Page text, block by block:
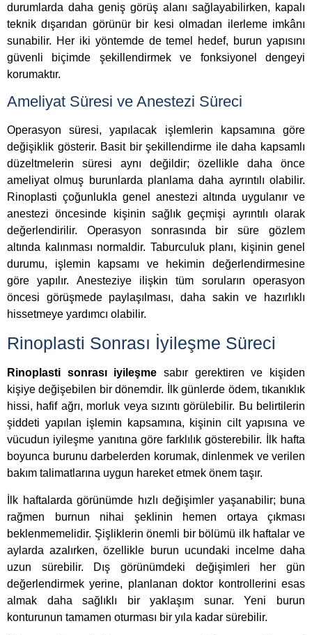
durumlarda daha geniş görüş alanı sağlayabilirken, kapalı
teknik dışarıdan görünür bir kesi olmadan ilerleme imkânı
sunabilir. Her iki yöntemde de temel hedef, burun yapısını
güvenli biçimde şekillendirmek ve fonksiyonel dengeyi
korumaktır.
Ameliyat Süresi ve Anestezi Süreci
Operasyon süresi, yapılacak işlemlerin kapsamına göre
değişiklik gösterir. Basit bir şekillendirme ile daha kapsamlı
düzeltmelerin süresi aynı değildir; özellikle daha önce
ameliyat olmuş burunlarda planlama daha ayrıntılı olabilir.
Rinoplasti çoğunlukla genel anestezi altında uygulanır ve
anestezi öncesinde kişinin sağlık geçmişi ayrıntılı olarak
değerlendirilir. Operasyon sonrasında bir süre gözlem
altında kalınması normaldir. Taburculuk planı, kişinin genel
durumu, işlemin kapsamı ve hekimin değerlendirmesine
göre yapılır. Anesteziye ilişkin tüm soruların operasyon
öncesi görüşmede paylaşılması, daha sakin ve hazırlıklı
hissetmeye yardımcı olabilir.
Rinoplasti Sonrası İyileşme Süreci
Rinoplasti sonrası iyileşme sabır gerektiren ve kişiden
kişiye değişebilen bir dönemdir. İlk günlerde ödem, tıkanıklık
hissi, hafif ağrı, morluk veya sızıntı görülebilir. Bu belirtilerin
şiddeti yapılan işlemin kapsamına, kişinin cilt yapısına ve
vücudun iyileşme yanıtına göre farklılık gösterebilir. İlk hafta
boyunca burunu darbelerden korumak, dinlenmek ve verilen
bakım talimatlarına uygun hareket etmek önem taşır.
İlk haftalarda görünümde hızlı değişimler yaşanabilir; buna
rağmen burnun nihai şeklinin hemen ortaya çıkması
beklenmemelidir. Şişliklerin önemli bir bölümü ilk haftalar ve
aylarda azalırken, özellikle burun ucundaki incelme daha
uzun sürebilir. Dış görünümdeki değişimleri her gün
değerlendirmek yerine, planlanan doktor kontrollerini esas
almak daha sağlıklı bir yaklaşım sunar. Yeni burun
konturunun tamamen oturması bir yıla kadar sürebilir.